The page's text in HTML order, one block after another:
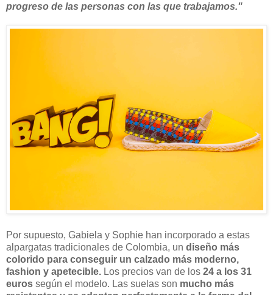
progreso de las personas con las que trabajamos."
Por supuesto, Gabiela y Sophie han incorporado a estas
alpargatas tradicionales de Colombia, un diseño más
colorido para conseguir un calzado más moderno,
fashion y apetecible. Los precios van de los 24 a los 31
euros según el modelo. Las suelas son mucho más